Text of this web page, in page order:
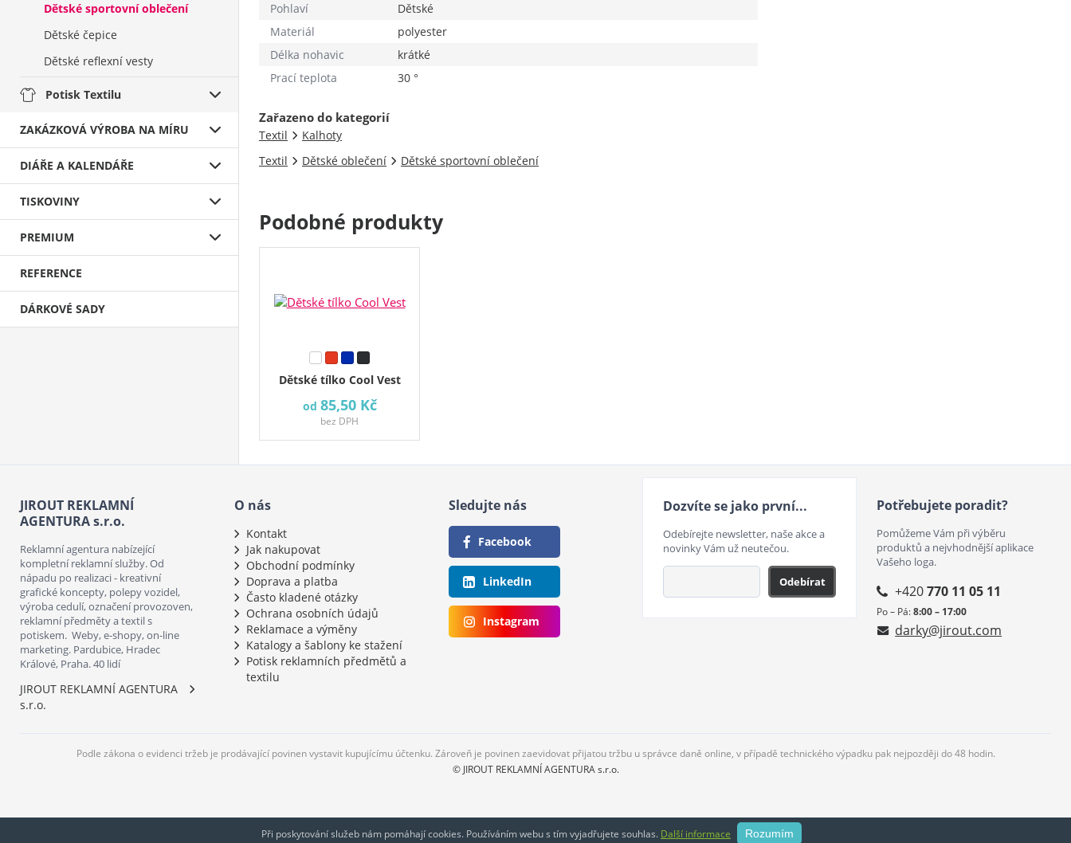
Dětské sportovní oblečení
Dětské čepice
Dětské reflexní vesty
Potisk Textilu
ZAKÁZKOVÁ VÝROBA NA MÍRU
DIÁŘE A KALENDÁŘE
TISKOVINY
PREMIUM
REFERENCE
DÁRKOVÉ SADY
Pohlaví
Dětské
Materiál
polyester
Délka nohavic
krátké
Prací teplota
30 °
Zařazeno do kategorií
Textil
Kalhoty
Textil
Dětské oblečení Dětské sportovní oblečení
Podobné produkty
Dětské tílko Cool Vest
od 85,50 Kč
bez DPH
JIROUT REKLAMNÍ
AGENTURA s.r.o.
Reklamní agentura nabízející
kompletní reklamní služby. Od
nápadu po realizaci - kreativní
grafické koncepty, polepy vozidel,
výroba cedulí, označení provozoven,
reklamní předměty a textil s
potiskem. Weby, e-shopy, on-line
marketing. Pardubice, Hradec
Králové, Praha. 40 lidí
JIROUT REKLAMNÍ AGENTURA
s.r.o.
O nás
Kontakt
Jak nakupovat
Obchodní podmínky
Doprava a platba
Často kladené otázky
Ochrana osobních údajů
Reklamace a výměny
Katalogy a šablony ke stažení
Potisk reklamních předmětů a
textilu
Sledujte nás
Facebook
LinkedIn
Instagram
Dozvíte se jako první...
Odebírejte newsletter, naše akce a
novinky Vám už neutečou.
Odebírat
Potřebujete poradit?
Pomůžeme Vám při výběru
produktů a nejvhodnější aplikace
Vašeho loga.
+420770 11 05 11
Po – Pá:8:00 – 17:00
darky@jirout.com
Podle zákona o evidenci tržeb je prodávající povinen vystavit kupujícímu účtenku. Zároveň je povinen zaevidovat přijatou tržbu u správce daně online, v případě technického výpadku pak nejpozději do 48 hodin.
© JIROUT REKLAMNÍ AGENTURA s.r.o.
Při poskytování služeb nám pomáhají cookies. Používáním webu s tím vyjadřujete souhlas. Další informace Rozumím